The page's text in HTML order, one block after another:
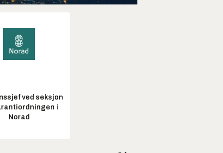
ved seksjon
i
Norad